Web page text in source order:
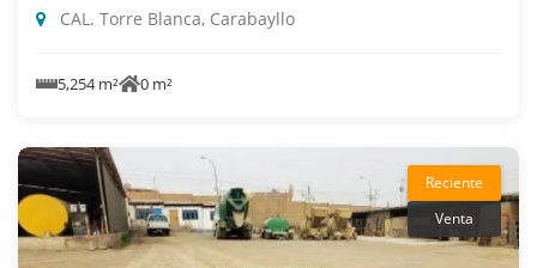
CAL. Torre Blanca, Carabayllo
5,254 m² 0 m²
Reciente
Venta